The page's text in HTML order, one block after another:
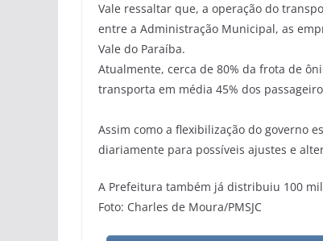
Vale ressaltar que, a operação do
entre a Administração Municipal, as
Vale do Paraíba.
Atualmente, cerca de 80% da frota de
transporta em média 45% dos
Assim como a flexibilização do governo
diariamente para possíveis ajustes e
A Prefeitura também já distribuiu 100
Foto: Charles de Moura/PMSJC